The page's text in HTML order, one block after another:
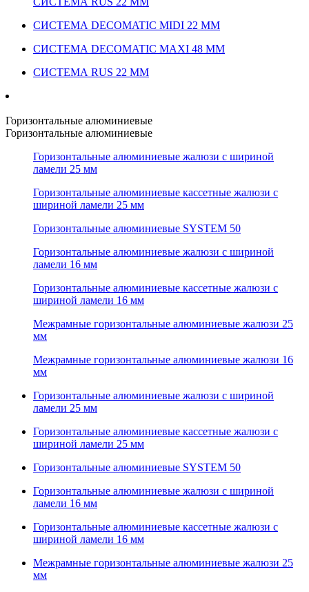
СИСТЕМА DECOMATIC MIDI 22 ММ
СИСТЕМА DECOMATIC MAXI 48 ММ
СИСТЕМА RUS 22 ММ
Горизонтальные алюминиевые
Горизонтальные алюминиевые
Горизонтальные алюминиевые жалюзи с шириной
ламели 25 мм
Горизонтальные алюминиевые кассетные жалюзи с
шириной ламели 25 мм
Горизонтальные алюминиевые SYSTEM 50
Горизонтальные алюминиевые жалюзи с шириной
ламели 16 мм
Горизонтальные алюминиевые кассетные жалюзи с
шириной ламели 16 мм
Межрамные горизонтальные алюминиевые жалюзи 25
мм
Межрамные горизонтальные алюминиевые жалюзи 16
мм
Горизонтальные алюминиевые жалюзи с шириной
ламели 25 мм
Горизонтальные алюминиевые кассетные жалюзи с
шириной ламели 25 мм
Горизонтальные алюминиевые SYSTEM 50
Горизонтальные алюминиевые жалюзи с шириной
ламели 16 мм
Горизонтальные алюминиевые кассетные жалюзи с
шириной ламели 16 мм
Межрамные горизонтальные алюминиевые жалюзи 25
мм